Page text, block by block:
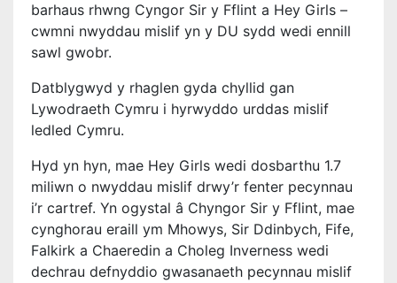
barhaus rhwng Cyngor Sir y Fflint a Hey Girls –
cwmni nwyddau mislif yn y DU sydd wedi ennill
sawl gwobr.
Datblygwyd y rhaglen gyda chyllid gan
Lywodraeth Cymru i hyrwyddo urddas mislif
ledled Cymru.
Hyd yn hyn, mae Hey Girls wedi dosbarthu 1.7
miliwn o nwyddau mislif drwy’r fenter pecynnau
i’r cartref. Yn ogystal â Chyngor Sir y Fflint, mae
cynghorau eraill ym Mhowys, Sir Ddinbych, Fife,
Falkirk a Chaeredin a Choleg Inverness wedi
dechrau defnyddio gwasanaeth pecynnau mislif